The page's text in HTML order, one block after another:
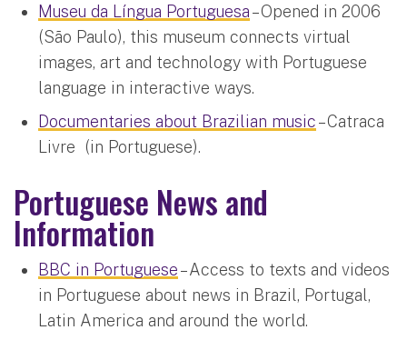
Museu da Língua Portuguesa– Opened in 2006
(São Paulo), this museum connects virtual
images, art and technology with Portuguese
language in interactive ways.
Documentaries about Brazilian music– Catraca
Livre (in Portuguese).
Portuguese News and
Information
BBC in Portuguese– Access to texts and videos
in Portuguese about news in Brazil, Portugal,
Latin America and around the world.